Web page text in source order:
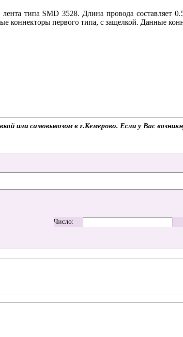
типа SMD 3528. Длина провода составляет
коннекторы первого типа, с защелкой. Данные
или самовывозом в г.Кемерово. Если у Вас
Число: